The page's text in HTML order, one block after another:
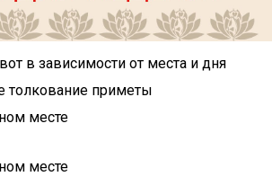
в зависимости от места и дня
толкование приметы
месте
месте